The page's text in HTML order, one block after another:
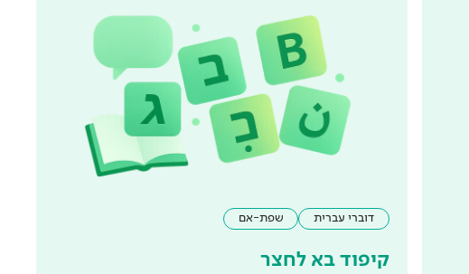
דוברי עברית שפת-אם
קיפוד בא לחצר